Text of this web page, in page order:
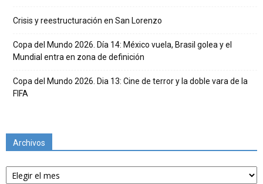
Crisis y reestructuración en San Lorenzo
Copa del Mundo 2026. Día 14: México vuela, Brasil golea y el
Mundial entra en zona de definición
Copa del Mundo 2026. Dia 13: Cine de terror y la doble vara de la
FIFA
Archivos
Archivos